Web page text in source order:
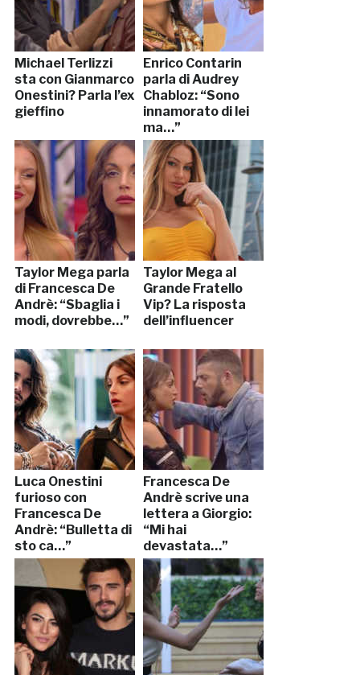
Michael Terlizzi
sta con Gianmarco
Onestini? Parla l’ex
gieffino
Enrico Contarin
parla di Audrey
Chabloz: “Sono
innamorato di lei
ma…”
Taylor Mega parla
di Francesca De
Andrè: “Sbaglia i
modi, dovrebbe…”
Taylor Mega al
Grande Fratello
Vip? La risposta
dell’influencer
Luca Onestini
furioso con
Francesca De
Andrè: “Bulletta di
sto ca…”
Francesca De
Andrè scrive una
lettera a Giorgio:
“Mi hai
devastata…”